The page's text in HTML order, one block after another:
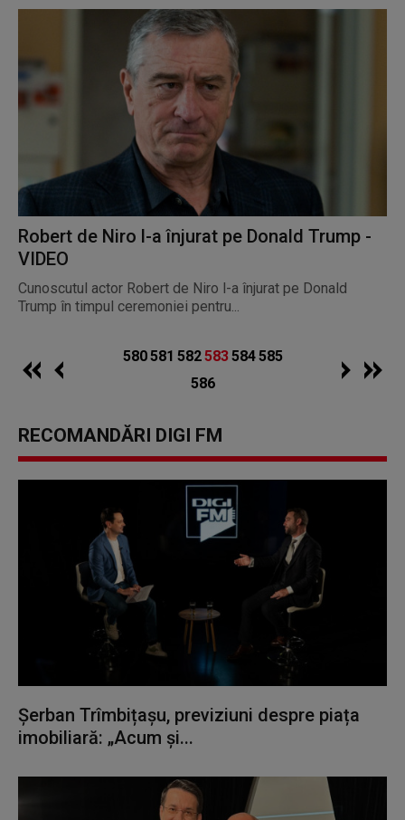
Robert de Niro l-a înjurat pe Donald Trump -
VIDEO
Cunoscutul actor Robert de Niro l-a înjurat pe Donald
Trump în timpul ceremoniei pentru...
580581 582583584585
586
RECOMANDĂRI DIGI FM
Șerban Trîmbițașu, previziuni despre piața
imobiliară: „Acum și...